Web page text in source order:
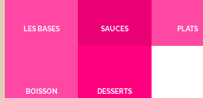
LES BASES SAUCES PLATS
BOISSON DESSERTS